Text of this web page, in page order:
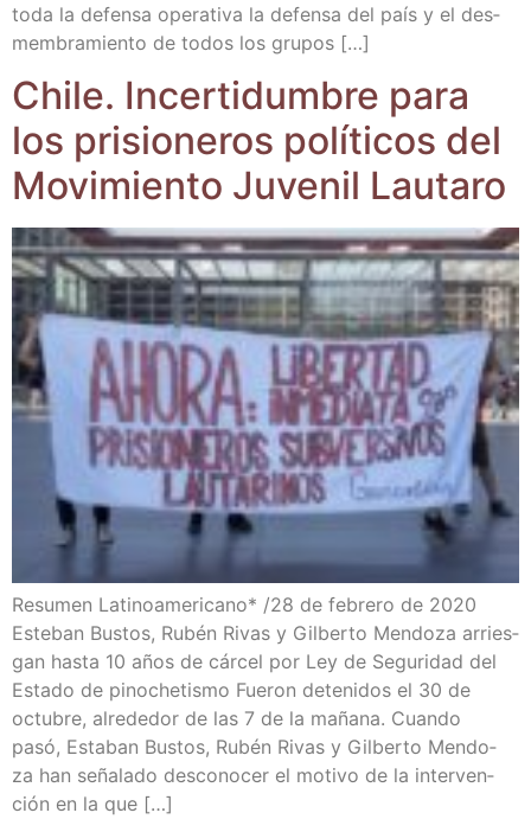
toda la defen­sa ope­ra­ti­va la defen­sa del país y el des­
mem­bra­mien­to de todos los grupos […]
Chi­le. Incer­ti­dum­bre para
los pri­sio­ne­ros polí­ti­cos del
Movi­mien­to Juve­nil Lautaro
Resu­men Lati­no­ame­ri­cano* /​28 de febre­ro de 2020
Este­ban Bus­tos, Rubén Rivas y Gil­ber­to Men­do­za arries­
gan has­ta 10 años de cár­cel por Ley de Segu­ri­dad del
Esta­do de pino­che­tis­mo Fue­ron dete­ni­dos el 30 de
octu­bre, alre­de­dor de las 7 de la maña­na. Cuan­do
pasó, Esta­ban Bus­tos, Rubén Rivas y Gil­ber­to Men­do­
za han seña­la­do des­co­no­cer el moti­vo de la inter­ven­
ción en la que […]